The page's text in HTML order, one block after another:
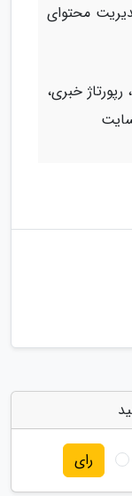
محتوای
خبری،
رای